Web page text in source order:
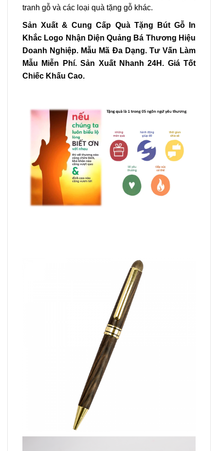
tranh gỗ và các loại quà tặng gỗ khác.
Sản Xuất & Cung Cấp Quà Tặng Bút Gỗ In
Khắc Logo Nhận Diện Quảng Bá Thương Hiệu
Doanh Nghiệp. Mẫu Mã Đa Dạng. Tư Vấn Làm
Mẫu Miễn Phí. Sản Xuất Nhanh 24H. Giá Tốt
Chiếc Khấu Cao.